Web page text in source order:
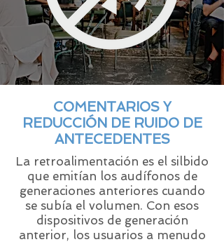
COMENTARIOS Y
REDUCCIÓN DE RUIDO DE
ANTECEDENTES
La retroalimentación es el silbido
que emitían los audífonos de
generaciones anteriores cuando
se subía el volumen. Con esos
dispositivos de generación
anterior, los usuarios a menudo